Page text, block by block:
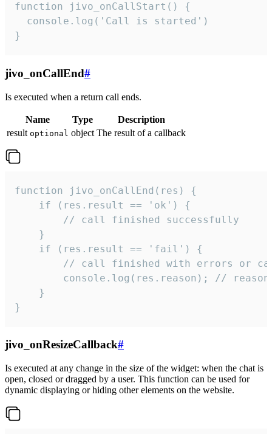
function jivo_onCallStart() {
  console.log('Call is started')
}
jivo_onCallEnd#
Is executed when a return call ends.
Name Type
Description
result optional object The result of a callback
function jivo_onCallEnd(res) {
    if (res.result == 'ok') {
        // call finished successfully
    }
    if (res.result == 'fail') {
// call finished with errors or
console.log(res.reason); //
    }
}
jivo_onResizeCallback#
Is executed at any change in the size of the widget: when the chat is
open, closed or dragged by a user. This function can be used for
dynamic displaying or hiding other elements on the website.